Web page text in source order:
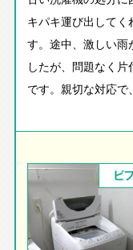
キパキ運び出して
す。途中、激しい雨
したが、問題なく
です。親切な対応で
ビ